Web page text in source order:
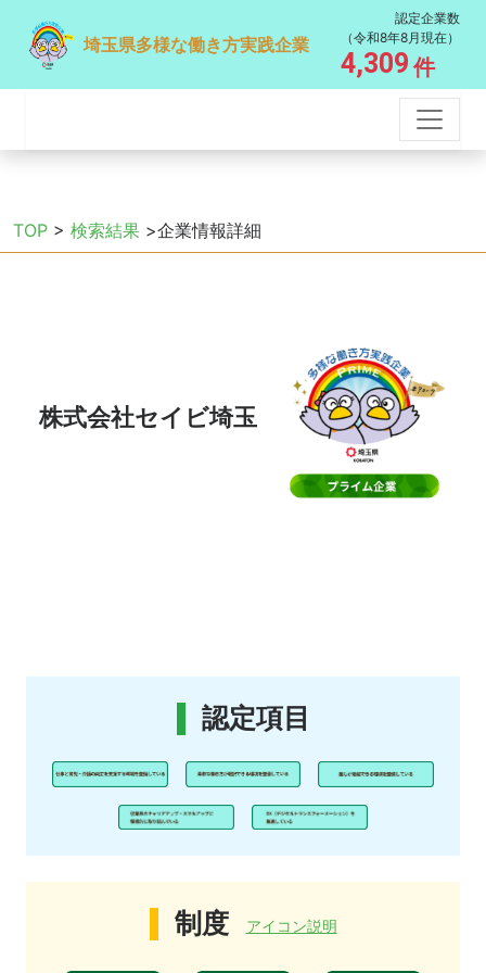
埼玉県多様な働き方実践企業
認定企業数
（令和8年8月現在）
4,309 件
TOP > 検索結果 >企業情報詳細
株式会社セイビ埼玉
認定項目
制度 アイコン説明